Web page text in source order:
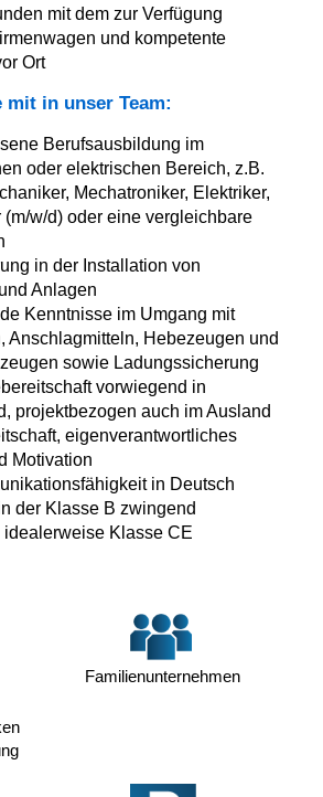
mit dem zur Verfügung
und kompetente
Ort
mit in unser Team:
Berufsausbildung im
oder elektrischen Bereich, z.B.
Mechatroniker, Elektriker,
(m/w/d) oder eine vergleichbare
in der Installation von
Anlagen
Kenntnisse im Umgang mit
Anschlagmitteln, Hebezeugen und
sowie Ladungssicherung
vorwiegend in
projektbezogen auch im Ausland
eigenverantwortliches
Motivation
in Deutsch
der Klasse B zwingend
idealerweise Klasse CE
Familienunternehmen